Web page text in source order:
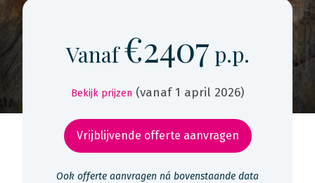
Vanaf€2407 p.p.
Bekijk prijzen (vanaf 1 april 2026)
Vrijblijvende offerte aanvragen
Ook offerte aanvragen ná bovenstaande data